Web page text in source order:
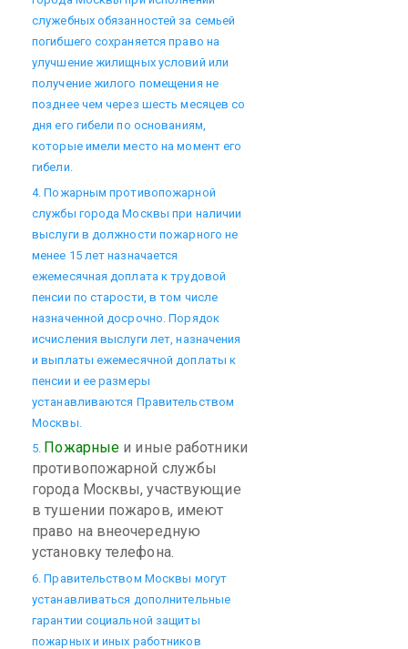
служебных обязанностей за семьей
погибшего сохраняется право на
улучшение жилищных условий или
получение жилого помещения не
позднее чем через шесть месяцев со
дня его гибели по основаниям,
которые имели место на момент его
гибели.
4. Пожарным противопожарной
службы города Москвы при наличии
выслуги в должности пожарного не
менее 15 лет назначается
ежемесячная доплата к трудовой
пенсии по старости, в том числе
назначенной досрочно. Порядок
исчисления выслуги лет, назначения
и выплаты ежемесячной доплаты к
пенсии и ее размеры
устанавливаются Правительством
Москвы.
5. Пожарные и иные работники
противопожарной службы
города Москвы, участвующие
в тушении пожаров, имеют
право на внеочередную
установку телефона.
6. Правительством Москвы могут
устанавливаться дополнительные
гарантии социальной защиты
пожарных и иных работников